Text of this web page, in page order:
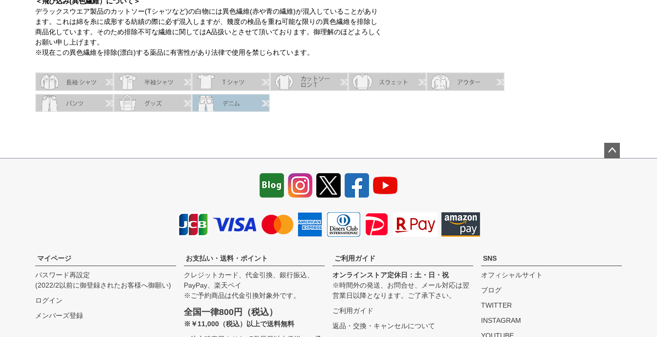
デラックスウエア製品のカットソー(Tシャツなど)の白物には異色繊維(赤や青の繊維)が混入していることがあり
ます。これは綿を糸に成形する紡績の際に必ず混入しますが、幾度の検品を重ね可能な限りの異色繊維を排除し
商品化しています。そのため排除不可な繊維に関してはA品扱いとさせて頂いております。御理解のほどよろしく
お願い申し上げます。
※現在この異色繊維を排除(漂白)する薬品に有害性があり法律で使用を禁じられています。
マイページ
パスワード再設定
(2022/2以前に御登録されたお客様へ御願い)
ログイン
メンバーズ登録
お支払い・送料・ポイント
クレジットカード、代金引換、銀行振込、
PayPay、楽天ペイ
※ご予約商品は代金引換対象外です。
全国一律800円（税込）
※￥11,000（税込）以上で送料無料
ご利用ガイド
オンラインストア定休日：土・日・祝
※時間外の発送、お問合せ、メール対応は翌
営業日以降となります。ご了承下さい。
ご利用ガイド
返品・交換・キャンセルについて
SNS
オフィシャルサイト
ブログ
TWITTER
INSTAGRAM